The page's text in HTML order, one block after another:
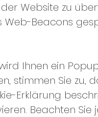
Website zu
Beacons
Ihnen ein
stimmen Sie zu,
Erklärung
Beachten Sie